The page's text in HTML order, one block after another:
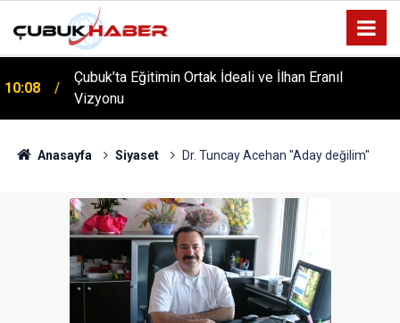
10:08
Çubuk’ta Eğitimin Ortak İdeali ve İlhan Eranıl
Vizyonu
12:06
ÇUBUK’TA ‘YAZA MERHABA’ COŞKUSU: Kursiyerler
Gönüllerince Eğlendi!
Anasayfa Siyaset Dr. Tuncay Acehan "Aday değilim"